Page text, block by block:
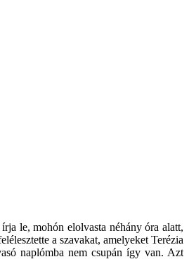
le, mohón elolvasta néhány óra alatt,
a szavakat, amelyeket Terézia
naplómba nem csupán így van. Azt